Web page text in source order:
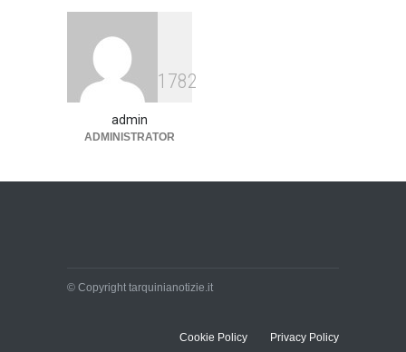
1782
admin
ADMINISTRATOR
© Copyright tarquinianotizie.it
Cookie Policy Privacy Policy